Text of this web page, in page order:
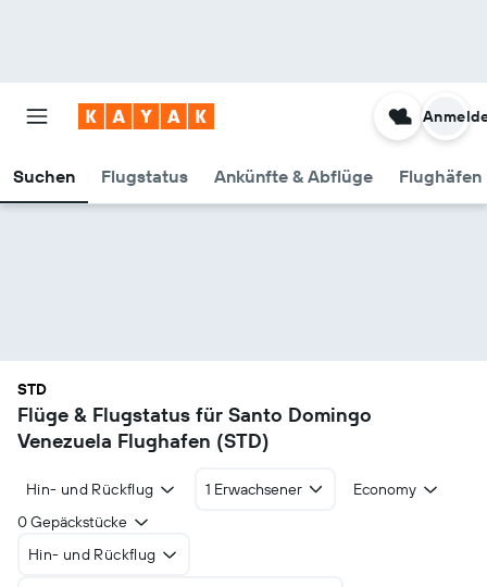
Suchen Flugstatus Ankünfte & Abflüge Flughäfen
STD
Flüge & Flugstatus für Santo Domingo
Venezuela Flughafen (STD)
Hin- und Rückflug 1 Erwachsener
Economy
0 Gepäckstücke
Hin- und Rückflug